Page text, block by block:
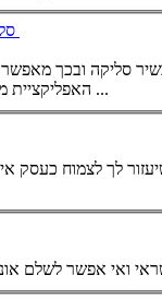
סליקה ובכך
האפליקציית מאפשרת לכל סוחר לסלוק כרטיסי ...